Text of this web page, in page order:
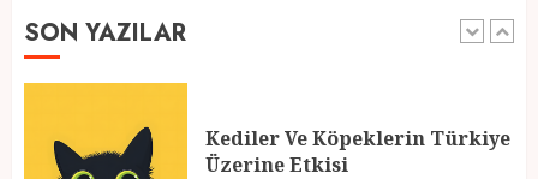
SON YAZILAR
1
Kediler Ve Köpeklerin Türkiye
Üzerine Etkisi